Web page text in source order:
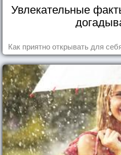
Увлекательные
Как приятно открывать для